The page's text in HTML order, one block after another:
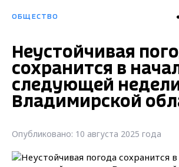
ОБЩЕСТВО
Неустойчивая
сохранится в
следующей
Владимирской
Опубликовано: 10 августа 2025 года